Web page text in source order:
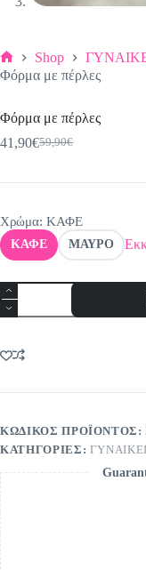
Αρχική
σελίδα
Shop
Φόρμα με πέρλες
Φόρμα με πέρλες
59,90€
Original
was:
41,90€Η
τιμή
Χρώμα: ΚΑΦΕ
ΚΑΦΕ ΜΑΥΡΟ
Φόρμα
με
πέρλες
ΚΩΔΙΚΌΣ ΠΡΟΪΌΝΤΟΣ:
ΚΑΤΗΓΟΡΊΕΣ: